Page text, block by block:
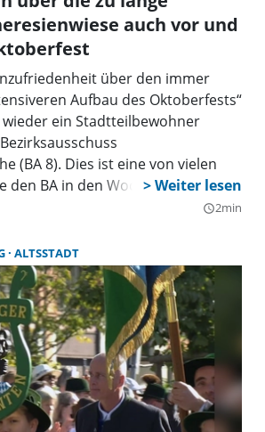
auch vor und
über den immer
Aufbau des Oktoberfests“
ein Stadtteilbewohner
(BA 8). Dies ist eine von vielen
den BA in den Wochen rund um
erreichen. Denn der Ärger
bzw. Abbauzeiten für Bürger
diese Zeiten scheinen jährlich
ausgedehnt werden, ist groß.
Aufbauarbeiten am 1. Juli,
bis August zumindest noch – wenn
Bahnen – durchfahrbar was.
23. Oktober bleibt die Fläche nun
die Wiesn bereits am
endet.
query_builder2min
ALTSSTADT